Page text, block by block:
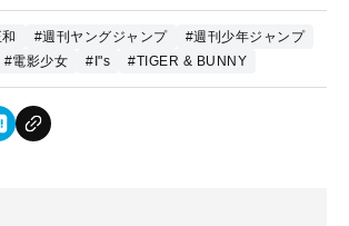
#週刊ヤングジャンプ
#週刊少年ジャンプ
#電影少女 #I"s #TIGER & BUNNY